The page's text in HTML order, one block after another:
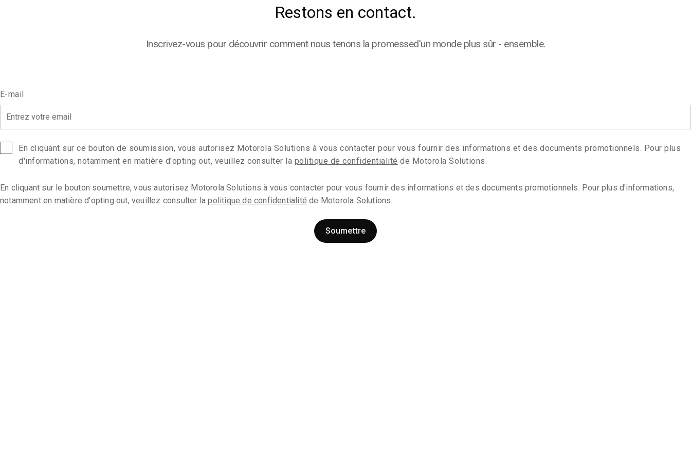
Restons en contact.
Inscrivez-vous pour découvrir comment nous tenons la promessed'un monde plus sûr - ensemble.
E-mail
En cliquant sur ce bouton de soumission, vous autorisez Motorola Solutions à vous contacter pour vous fournir des informations et des documents promotionnels. Pour plus
d'informations, notamment en matière d'opting out, veuillez consulter la politique de confidentialité de Motorola Solutions.
En cliquant sur le bouton soumettre, vous autorisez Motorola Solutions à vous contacter pour vous fournir des informations et des documents promotionnels. Pour plus d'informations,
notamment en matière d'opting out, veuillez consulter lapolitique de confidentialité de Motorola Solutions.